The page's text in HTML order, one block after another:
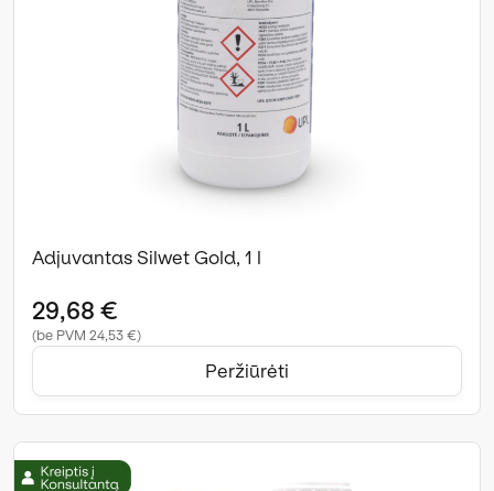
Adjuvantas Silwet Gold, 1 l
29,68 €
(be PVM 24,53 €)
Peržiūrėti